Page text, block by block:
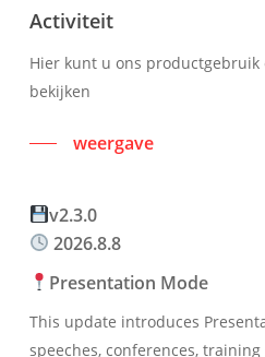
Activiteit
Hier kunt u ons
bekijken
weergave
v2.3.0
2026.8.8
Presentation Mode
This update introduces
speeches, conferences,